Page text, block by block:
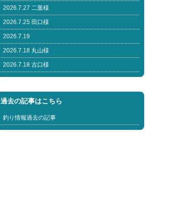
2026.7.27 二葉様
2026.7.25 田口様
2026.7.19
2026.7.18 丸山様
2026.7.18 古口様
過去の記事はこちら
釣り情報過去の記事